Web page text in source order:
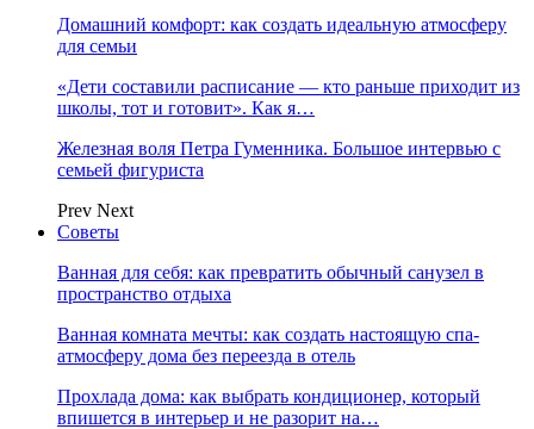
Домашний комфорт: как создать идеальную атмосферу
для семьи
«Дети составили расписание — кто раньше приходит из
школы, тот и готовит». Как я…
Железная воля Петра Гуменника. Большое интервью с
семьей фигуриста
Prev Next
Советы
Ванная для себя: как превратить обычный санузел в
пространство отдыха
Ванная комната мечты: как создать настоящую спа-
атмосферу дома без переезда в отель
Прохлада дома: как выбрать кондиционер, который
впишется в интерьер и не разорит на…